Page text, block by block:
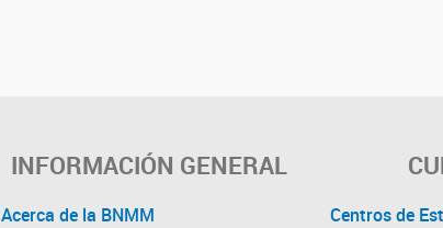
INFORMACIÓN GENERAL
Acerca de la BNMM
Centros de